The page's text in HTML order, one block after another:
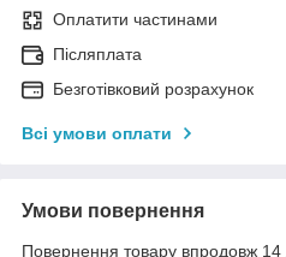
Оплатити частинами
Післяплата
Безготівковий розрахунок
Всі умови оплати
Умови повернення
Повернення товару впродовж 14